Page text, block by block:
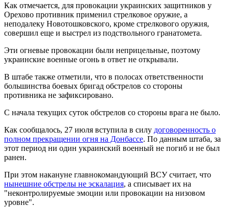
Как отмечается, для провокации украинских защитников у
Орехово противник применил стрелковое оружие, а
неподалеку Новотошковского, кроме стрелкового оружия,
совершил еще и выстрел из подствольного гранатомета.
Эти огневые провокации были неприцельные, поэтому
украинские военные огонь в ответ не открывали.
В штабе также отметили, что в полосах ответственности
большинства боевых бригад обстрелов со стороны
противника не зафиксировано.
С начала текущих суток обстрелов со стороны врага не было.
Как сообщалось, 27 июля вступила в силу договоренность о
полном прекращении огня на Донбассе. По данным штаба, за
этот период ни один украинский военный не погиб и не был
ранен.
При этом накануне главнокомандующий ВСУ считает, что
нынешние обстрелы не эскалация, а списывает их на
"неконтролируемые эмоции или провокации на низовом
уровне".